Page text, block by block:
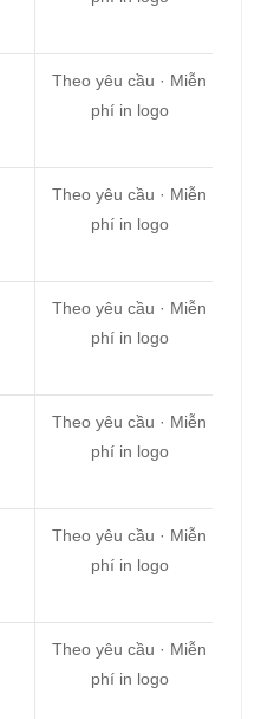
Theo yêu cầu · Miễn
phí in logo
Theo yêu cầu · Miễn
phí in logo
Theo yêu cầu · Miễn
phí in logo
Theo yêu cầu · Miễn
phí in logo
Theo yêu cầu · Miễn
phí in logo
Theo yêu cầu · Miễn
phí in logo